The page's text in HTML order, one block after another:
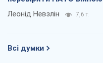
Леонід Невзлін 7,6 т.
Всі думки